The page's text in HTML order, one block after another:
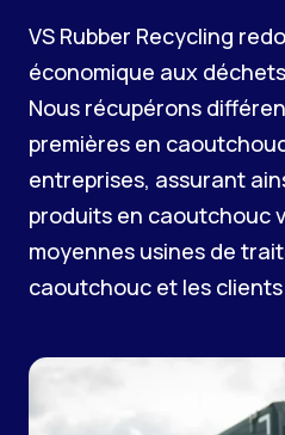
VS Rubber Recycling
économique aux
Nous récupérons
premières en
entreprises, assurant
produits en caoutchouc
moyennes usines de
caoutchouc et les